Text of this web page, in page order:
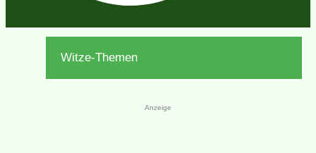
Witze-Themen
Anzeige